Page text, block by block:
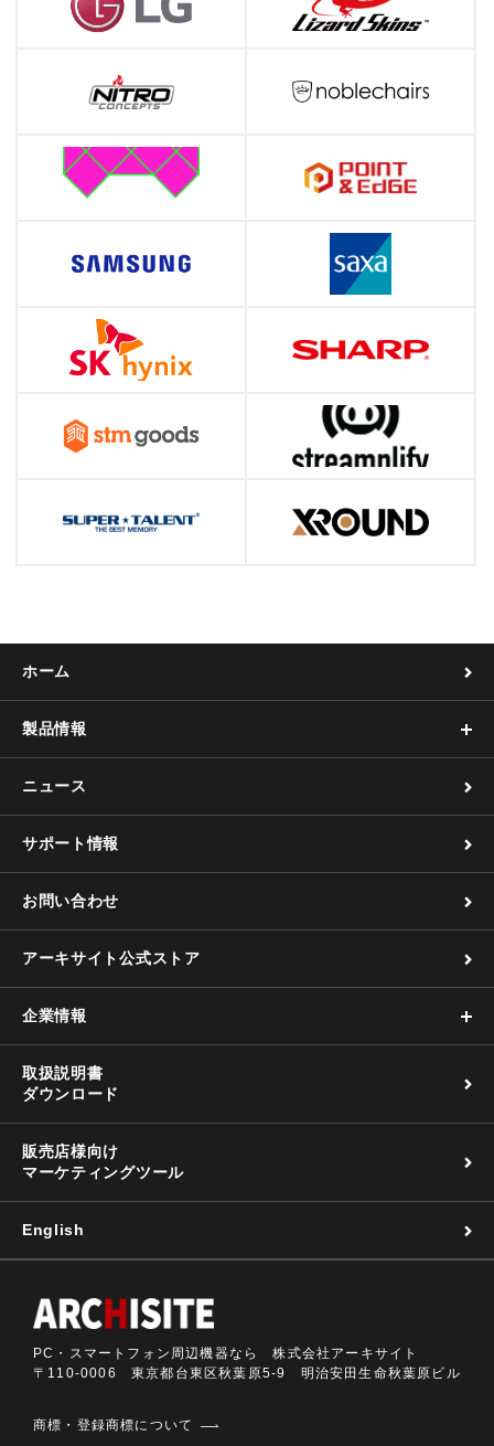
ホーム
製品情報
ニュース
サポート情報
お問い合わせ
アーキサイト公式ストア
企業情報
取扱説明書
ダウンロード
販売店様向け
マーケティングツール
English
PC・スマートフォン周辺機器なら 株式会社アーキサイト
〒110-0006 東京都台東区秋葉原5-9 明治安田生命秋葉原ビル
商標・登録商標について